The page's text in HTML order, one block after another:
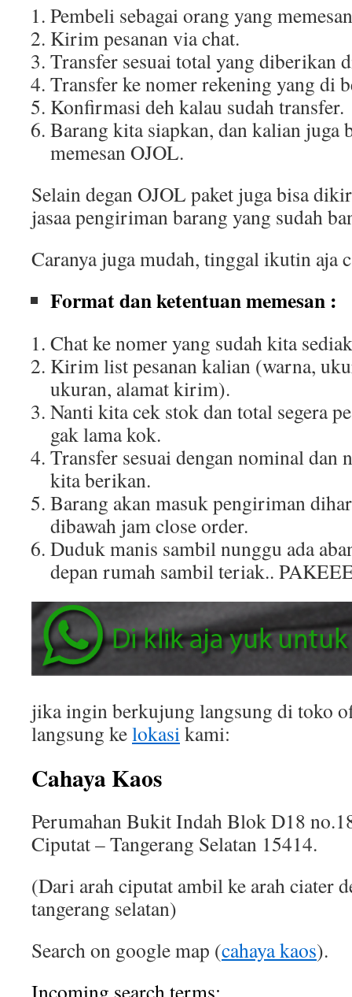
Pembeli sebagai orang yang
Kirim pesanan via chat.
Transfer sesuai total yang diberikan
Transfer ke nomer rekening yang di
Konfirmasi deh kalau sudah transfer.
Barang kita siapkan, dan kalian juga
memesan OJOL.
Selain degan OJOL paket juga bisa
jasaa pengiriman barang yang sudah
Caranya juga mudah, tinggal ikutin aja
Format dan ketentuan memesan :
Chat ke nomer yang sudah kita
Kirim list pesanan kalian (warna,
ukuran, alamat kirim).
Nanti kita cek stok dan total segera
gak lama kok.
Transfer sesuai dengan nominal dan
kita berikan.
Barang akan masuk pengiriman
dibawah jam close order.
Duduk manis sambil nunggu ada
depan rumah sambil teriak..
jika ingin berkujung langsung di toko
langsung kelokasi kami:
Cahaya Kaos
Perumahan Bukit Indah Blok D18
Ciputat – Tangerang Selatan 15414.
(Dari arah ciputat ambil ke arah ciater
tangerang selatan)
Search on google map (cahaya kaos).
Incoming search terms: